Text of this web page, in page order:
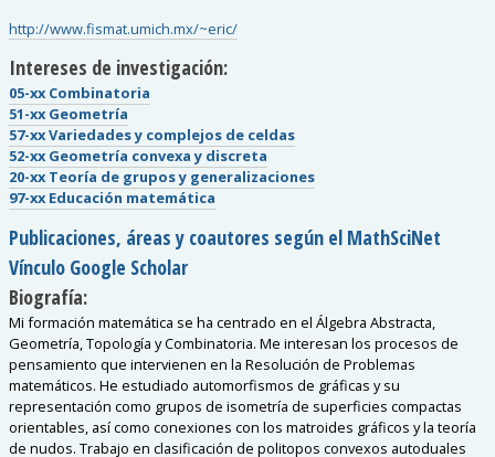
http://www.fismat.umich.mx/~eric/
Intereses de investigación:
05-xx Combinatoria
51-xx Geometría
57-xx Variedades y complejos de celdas
52-xx Geometría convexa y discreta
20-xx Teoría de grupos y generalizaciones
97-xx Educación matemática
Publicaciones, áreas y coautores según el MathSciNet
Vínculo Google Scholar
Biografía:
Mi formación matemática se ha centrado en el Álgebra Abstracta,
Geometría, Topología y Combinatoria. Me interesan los procesos de
pensamiento que intervienen en la Resolución de Problemas
matemáticos. He estudiado automorfismos de gráficas y su
representación como grupos de isometría de superficies compactas
orientables, así como conexiones con los matroides gráficos y la teoría
de nudos. Trabajo en clasificación de politopos convexos autoduales